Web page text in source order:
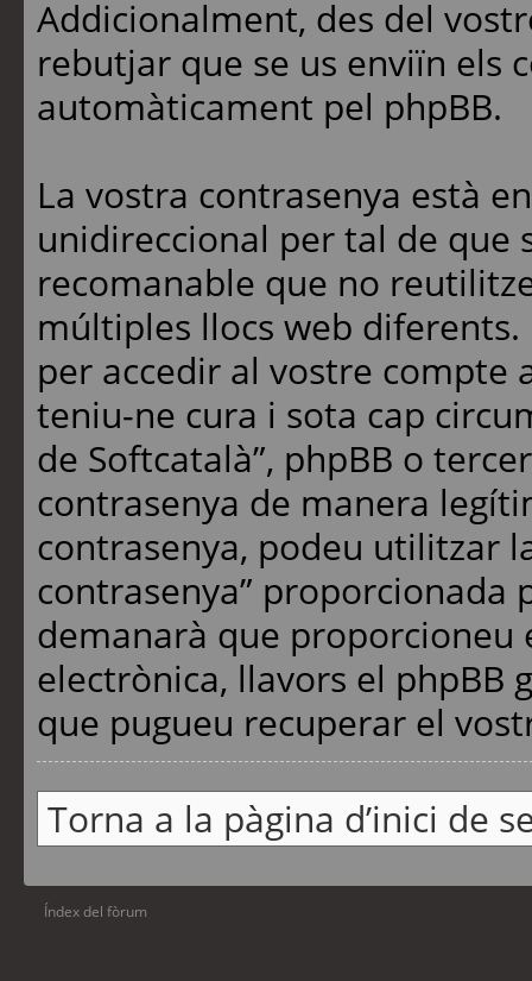
Addicionalment, des del
rebutjar que se us enviïn els
automàticament pel phpBB.
La vostra contrasenya està
unidireccional per tal de que
recomanable que no
múltiples llocs web
per accedir al vostre compte
teniu-ne cura i sota cap
de Softcatalà”, phpBB o
contrasenya de manera
contrasenya, podeu utilitzar
contrasenya” proporcionada
demanarà que proporcioneu
electrònica, llavors el phpBB
que pugueu recuperar el
Torna a la pàgina d’inici de
Índex del fòrum